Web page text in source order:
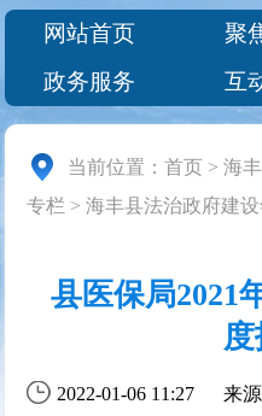
网站首页 聚
政务服务
互
当前位置：首页 >海
专栏 >海丰县法治政府建
县医保局2021
2022-01-06 11:27 来